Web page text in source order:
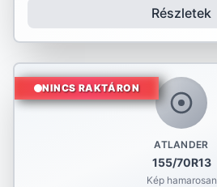
Részletek
ATLANDER
155/70R13
Kép hamarosan
NINCS RAKTÁRON